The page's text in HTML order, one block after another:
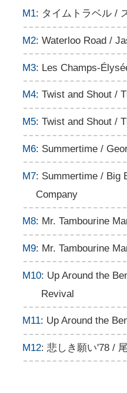
M1: タイムトラベル /
M2: Waterloo Road /
M3: Les Champs-
M4: Twist and Shout /
M5: Twist and Shout /
M6: Summertime /
M7: Summertime / Big
Company
M8: Mr. Tambourine
M9: Mr. Tambourine
M10: Up Around the
Revival
M11: Up Around the
M12: 悲しき願い'78 /